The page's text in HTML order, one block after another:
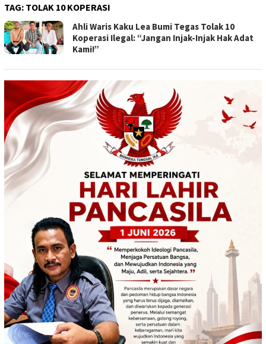
TAG: TOLAK 10 KOPERASI
Ahli Waris Kaku Lea Bumi Tegas Tolak 10
Koperasi Ilegal: “Jangan Injak-Injak Hak Adat
Kami!”